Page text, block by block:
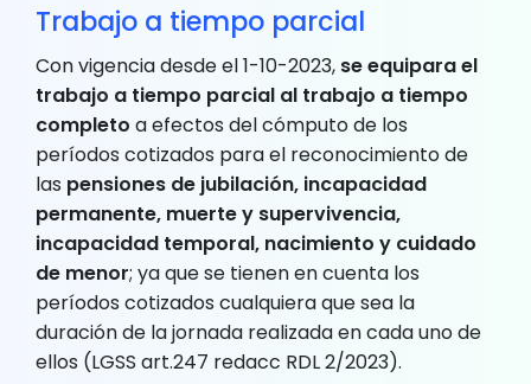
Trabajo a tiempo parcial
Con vigencia desde el 1-10-2023, se equipara el
trabajo a tiempo parcial al trabajo a tiempo
completo a efectos del cómputo de los
períodos cotizados para el reconocimiento de
las pensiones de jubilación, incapacidad
permanente, muerte y supervivencia,
incapacidad temporal, nacimiento y cuidado
de menor; ya que se tienen en cuenta los
períodos cotizados cualquiera que sea la
duración de la jornada realizada en cada uno de
ellos (LGSS art.247 redacc RDL 2/2023).